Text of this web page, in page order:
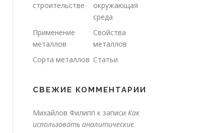
строительстве
окружающая
среда
Применение
металлов
Свойства
металлов
Сорта металлов Статьи
СВЕЖИЕ КОММЕНТАРИИ
Михайлов Филипп к записи Как
использовать аналитические